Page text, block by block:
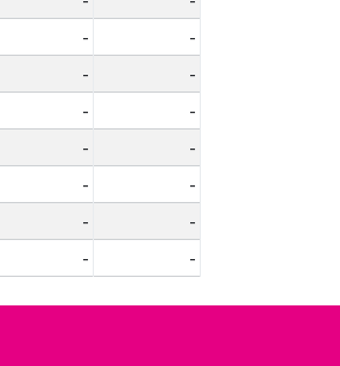
-
-
-
-
-
-
-
-
-
-
-
-
- -